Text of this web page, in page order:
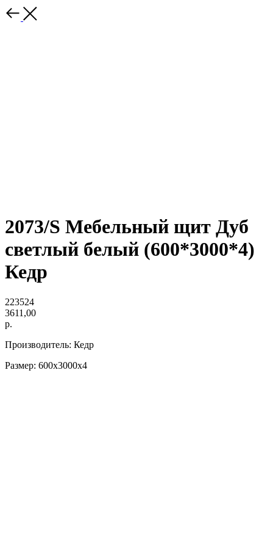
2073/S Мебельный щит Дуб
светлый белый (600*3000*4)
Кедр
223524
3611,00
р.
Производитель: Кедр
Размер: 600х3000х4